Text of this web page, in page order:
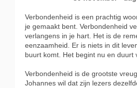
Verbondenheid is een prachtig
je gemaakt bent. Verbondenheid
verlangens in je hart. Het is de
eenzaamheid. Er is niets in dit
buurt komt. Het begint nu en duurt
Verbondenheid is de grootste
Johannes wil dat zijn lezers